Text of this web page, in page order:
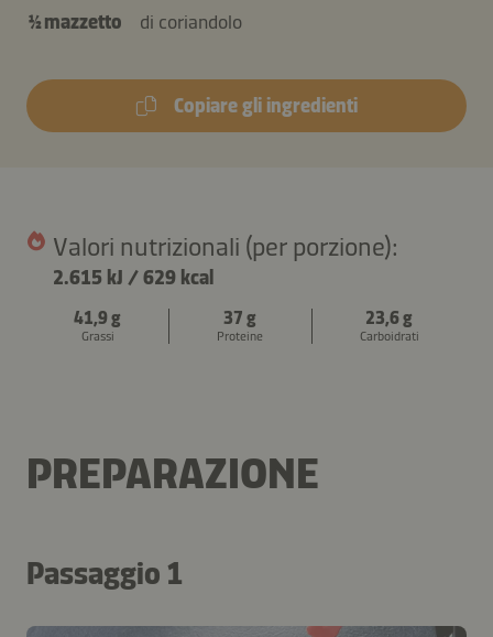
½ mazzetto
di coriandolo
Copiare gli ingredienti
Valori nutrizionali (per porzione):
2.615 kJ /629 kcal
41,9 g
Grassi
37 g
Proteine
23,6 g
Carboidrati
PREPARAZIONE
Passaggio 1